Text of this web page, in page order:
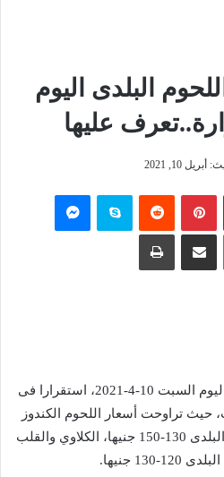
البلدى اليوم
عليها
10, 2021
بينتيريست سكايب
لاين
شهدت أسعار اللحوم البلدى، اليوم السبت 10-4-2021، استقرارا فى
حيث تراوحت أسعار اللحوم الكندوز
تتراوح 120-140 جنيها، الكبدة البلدى 130-150 جنيها، الكلاوي والقلب